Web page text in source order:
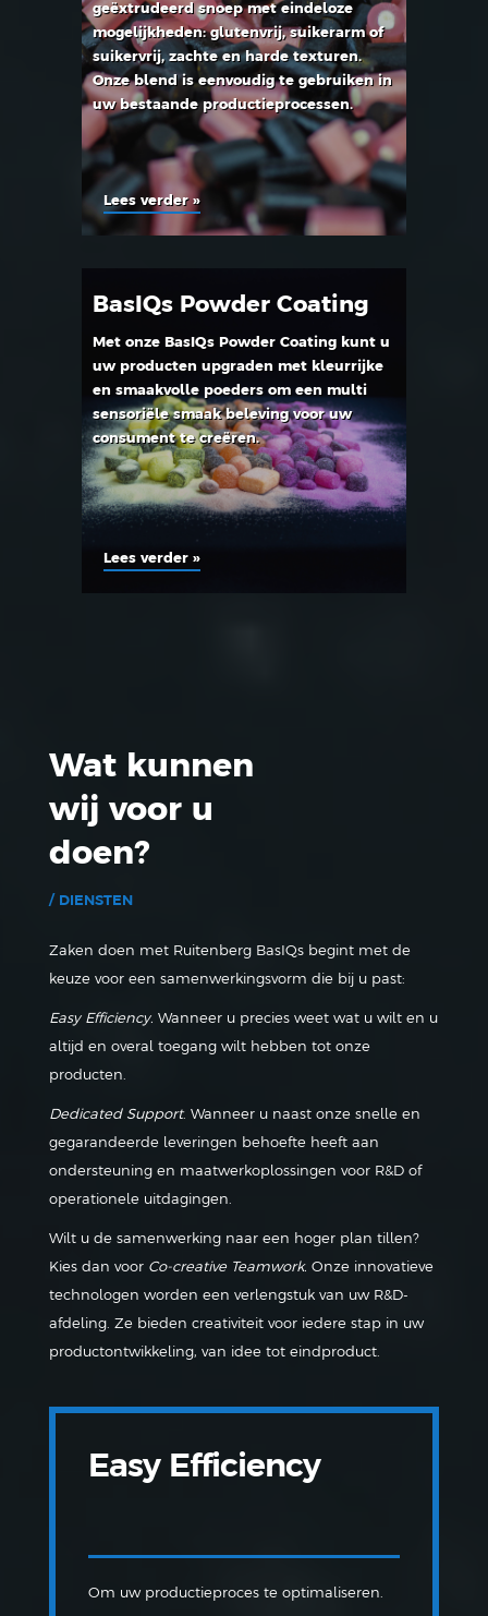
geëxtrudeerd snoep met eindeloze
mogelijkheden: glutenvrij, suikerarm of
suikervrij, zachte en harde texturen.
Onze blend is eenvoudig te gebruiken in
uw bestaande productieprocessen.
Lees verder »
BasIQs Powder Coating
Met onze BasIQs Powder Coating kunt u
uw producten upgraden met kleurrijke
en smaakvolle poeders om een multi
sensoriële smaak beleving voor uw
consument te creëren.
Lees verder »
Wat kunnen
wij voor u
doen?
/ DIENSTEN
Zaken doen met Ruitenberg BasIQs begint met de
keuze voor een samenwerkingsvorm die bij u past:
Easy Efficiency. Wanneer u precies weet wat u wilt en u
altijd en overal toegang wilt hebben tot onze
producten.
Dedicated Support. Wanneer u naast onze snelle en
gegarandeerde leveringen behoefte heeft aan
ondersteuning en maatwerkoplossingen voor R&D of
operationele uitdagingen.
Wilt u de samenwerking naar een hoger plan tillen?
Kies dan voor Co-creative Teamwork. Onze innovatieve
technologen worden een verlengstuk van uw R&D-
afdeling. Ze bieden creativiteit voor iedere stap in uw
productontwikkeling, van idee tot eindproduct.
Easy Efficiency
Om uw productieproces te optimaliseren.